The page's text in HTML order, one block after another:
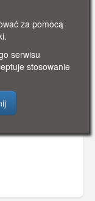
,wzgórze
za pomocą
serwisu
stosowanie